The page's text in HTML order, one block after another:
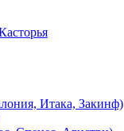
Итака, Закинф)